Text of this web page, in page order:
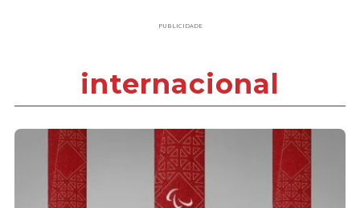
PUBLICIDADE
internacional